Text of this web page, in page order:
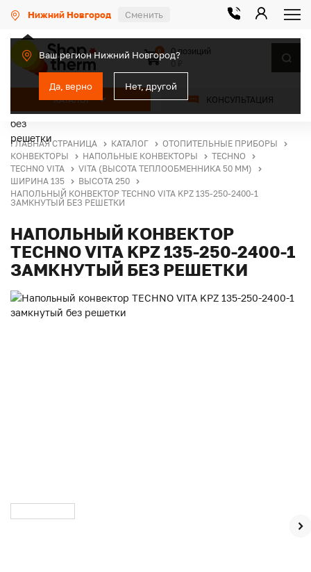
Нижний Новгород Сменить
Ваш регион Нижний Новгород?
Да, верно Нет, другой
КАТАЛОГ КОНСУЛЬТАЦИЯ
0
0 позиций
ГЛАВНАЯ СТРАНИЦА КАТАЛОГ
ОТОПИТЕЛЬНЫЕ ПРИБОРЫ
КОНВЕКТОРЫ
НАПОЛЬНЫЕ КОНВЕКТОРЫ
TECHNO
TECHNO VITA
VITA (ВЫСОТА ТЕПЛООБМЕННИКА 50 ММ)
ШИРИНА 135
ВЫСОТА 250
НАПОЛЬНЫЙ КОНВЕКТОР TECHNO VITA KPZ 135-250-2400-1
ЗАМКНУТЫЙ БЕЗ РЕШЕТКИ
НАПОЛЬНЫЙ КОНВЕКТОР
TECHNO VITA KPZ 135-250-2400-1
ЗАМКНУТЫЙ БЕЗ РЕШЕТКИ